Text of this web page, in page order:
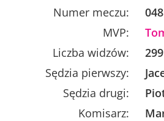
Numer meczu:
048
MVP:
Liczba widzów:
299
Sędzia pierwszy:
Sędzia drugi:
Komisarz: